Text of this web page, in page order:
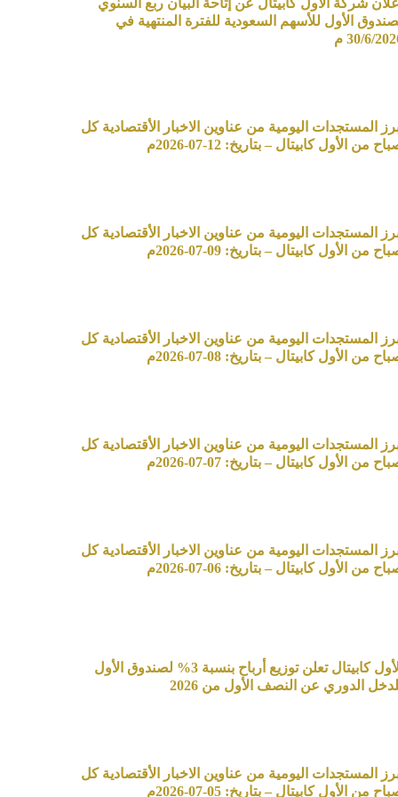
إعلان شركة الأول كابيتال عن إتاحة البيان ربع السنوي
الأول للأسهم السعودية للفترة المنتهية في
6/2026 م
المستجدات اليومية من عناوين الاخبار الأقتصادية كل
من الأول كابيتال – بتاريخ: 12-07-2026م
المستجدات اليومية من عناوين الاخبار الأقتصادية كل
من الأول كابيتال – بتاريخ: 09-07-2026م
المستجدات اليومية من عناوين الاخبار الأقتصادية كل
من الأول كابيتال – بتاريخ: 08-07-2026م
المستجدات اليومية من عناوين الاخبار الأقتصادية كل
من الأول كابيتال – بتاريخ: 07-07-2026م
المستجدات اليومية من عناوين الاخبار الأقتصادية كل
من الأول كابيتال – بتاريخ: 06-07-2026م
الأول كابيتال تعلن توزيع أرباح بنسبة 3% لصندوق الأول
الدوري عن النصف الأول من 2026
المستجدات اليومية من عناوين الاخبار الأقتصادية كل
من الأول كابيتال – بتاريخ: 05-07-2026م